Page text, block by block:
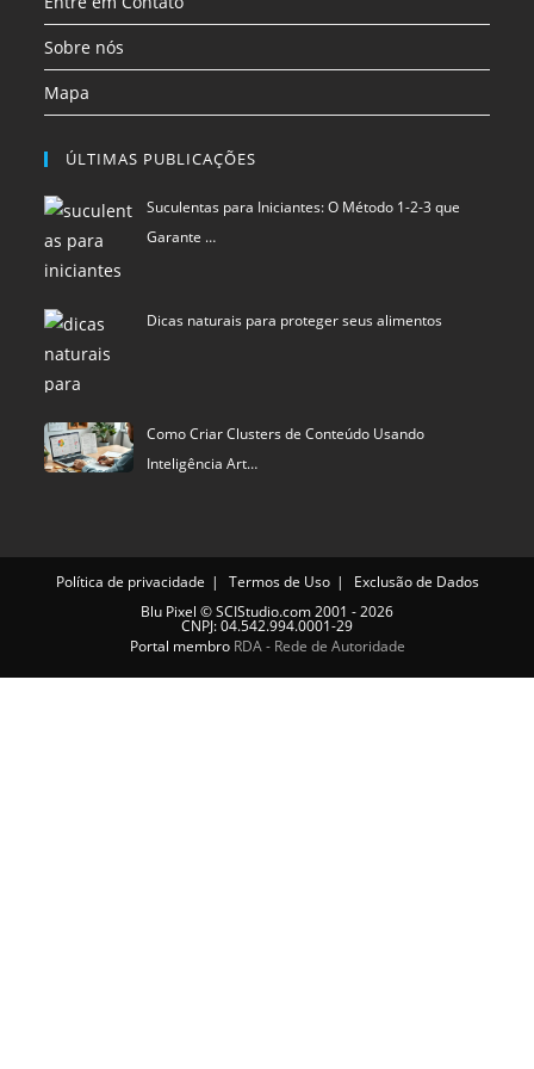
Sobre nós
Mapa
ÚLTIMAS PUBLICAÇÕES
Suculentas para Iniciantes: O Método 1-2-3 que
Garante …
Dicas naturais para proteger seus alimentos
Como Criar Clusters de Conteúdo Usando
Inteligência Art…
Política de privacidade Termos de Uso
Exclusão de Dados
Blu Pixel ©SCIStudio.com2001 - 2026
CNPJ: 04.542.994.0001-29
Portal membro RDA - Rede de Autoridade